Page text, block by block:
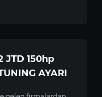
JTD 150hp
AYARI